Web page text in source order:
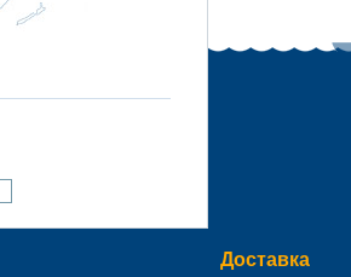
Доставка